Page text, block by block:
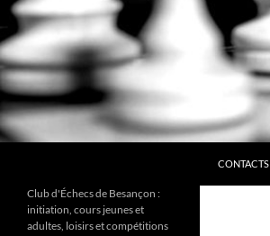
CONTACTS
Club d'Échecs de Besançon :
initiation, cours jeunes et
adultes, loisirs et compétitions